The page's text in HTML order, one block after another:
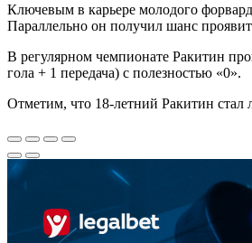
Ключевым в карьере молодого
Параллельно он получил шанс
В регулярном чемпионате Ракитин
гола + 1 передача) с полезностью «0».
Отметим, что 18-летний Ракитин стал